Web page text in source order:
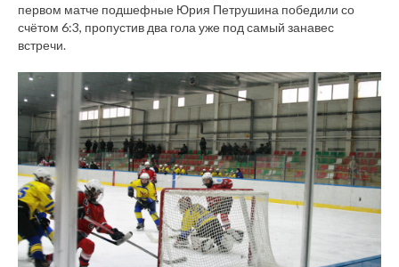
первом матче подшефные Юрия Петрушина победили со
счётом 6:3, пропустив два гола уже под самый занавес
встречи.